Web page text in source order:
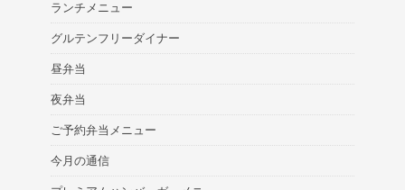
ランチメニュー
グルテンフリーダイナー
昼弁当
夜弁当
ご予約弁当メニュー
今月の通信